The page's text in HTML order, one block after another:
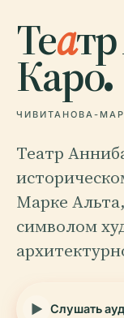
Теа
Каро.
ЧИВИТАНОВА-
Театр
Марке
символом
Слушать